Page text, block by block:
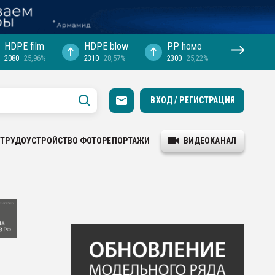
HDPE film
2080 25,96%
HDPE blow
2310 28,57%
PP hомо
2300 25,22%
ВХОД / РЕГИСТРАЦИЯ
ТРУДОУСТРОЙСТВО ФОТОРЕПОРТАЖИ ВИДЕОКАНАЛ